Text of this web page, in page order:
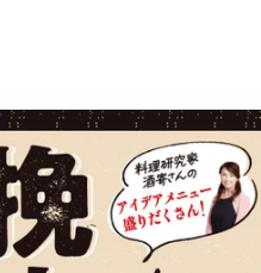
2026/05/15公開